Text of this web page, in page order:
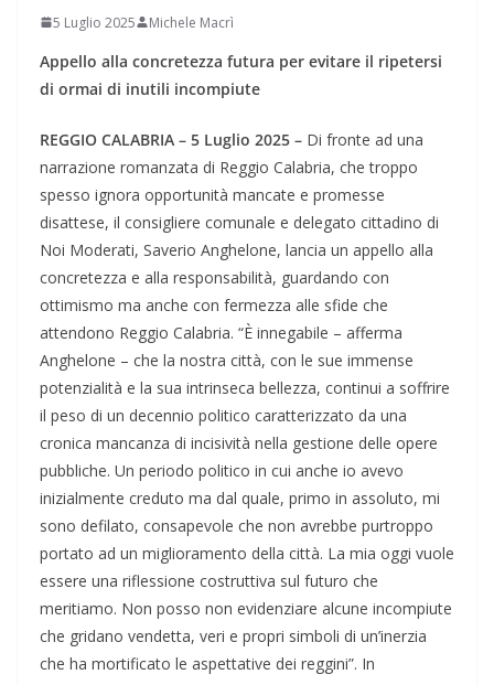
5 Luglio 2025 Michele Macrì
Appello alla concretezza futura per evitare il ripetersi
di ormai di inutili incompiute
REGGIO CALABRIA – 5 Luglio 2025 – Di fronte ad una
narrazione romanzata di Reggio Calabria, che troppo
spesso ignora opportunità mancate e promesse
disattese, il consigliere comunale e delegato cittadino di
Noi Moderati, Saverio Anghelone, lancia un appello alla
concretezza e alla responsabilità, guardando con
ottimismo ma anche con fermezza alle sfide che
attendono Reggio Calabria. “È innegabile – afferma
Anghelone – che la nostra città, con le sue immense
potenzialità e la sua intrinseca bellezza, continui a soffrire
il peso di un decennio politico caratterizzato da una
cronica mancanza di incisività nella gestione delle opere
pubbliche. Un periodo politico in cui anche io avevo
inizialmente creduto ma dal quale, primo in assoluto, mi
sono defilato, consapevole che non avrebbe purtroppo
portato ad un miglioramento della città. La mia oggi vuole
essere una riflessione costruttiva sul futuro che
meritiamo. Non posso non evidenziare alcune incompiute
che gridano vendetta, veri e propri simboli di un’inerzia
che ha mortificato le aspettative dei reggini”. In